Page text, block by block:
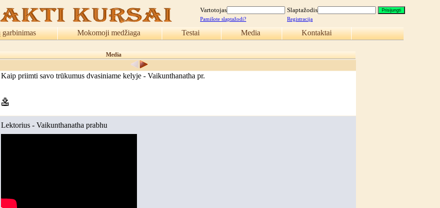
Vartotojas Slaptažodis
Pamišote slaptažodi? Registracija
Mokomoji medžiaga Testai Media Kontaktai
Media
Kaip priimti savo trūkumus dvasiniame kelyje - Vaikunthanatha pr.
Lektorius - Vaikunthanatha prabhu